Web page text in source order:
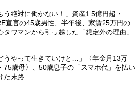
う絶対に働かない！」資産1.5億円超・
宣言の45歳男性、半年後、家賃25万円の
タワマンから引っ越した「想定外の理由」
うやって生きていけと…」〈年金月13万
75歳母〉、50歳息子の「スマホ代」を払い
た末路